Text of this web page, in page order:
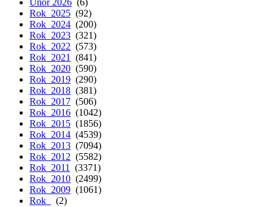
Únor 2026 (6)
Rok 2025 (92)
Rok 2024 (200)
Rok 2023 (321)
Rok 2022 (573)
Rok 2021
(841)
Rok 2020 (590)
Rok 2019 (290)
Rok 2018 (381)
Rok 2017 (506)
Rok 2016 (1042)
Rok 2015 (1856)
Rok 2014 (4539)
Rok 2013 (7094)
Rok 2012 (5582)
Rok 2011
(3371)
Rok 2010 (2499)
Rok 2009 (1061)
Rok
(2)